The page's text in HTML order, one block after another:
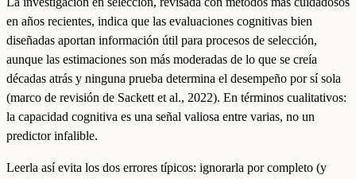
en años recientes, indica que las evaluaciones cognitivas bien
diseñadas aportan información útil para procesos de selección,
aunque las estimaciones son más moderadas de lo que se creía
décadas atrás y ninguna prueba determina el desempeño por sí sola
(marco de revisión de Sackett et al., 2022). En términos cualitativos:
la capacidad cognitiva es una señal valiosa entre varias, no un
predictor infalible.
Leerla así evita los dos errores típicos: ignorarla por completo (y